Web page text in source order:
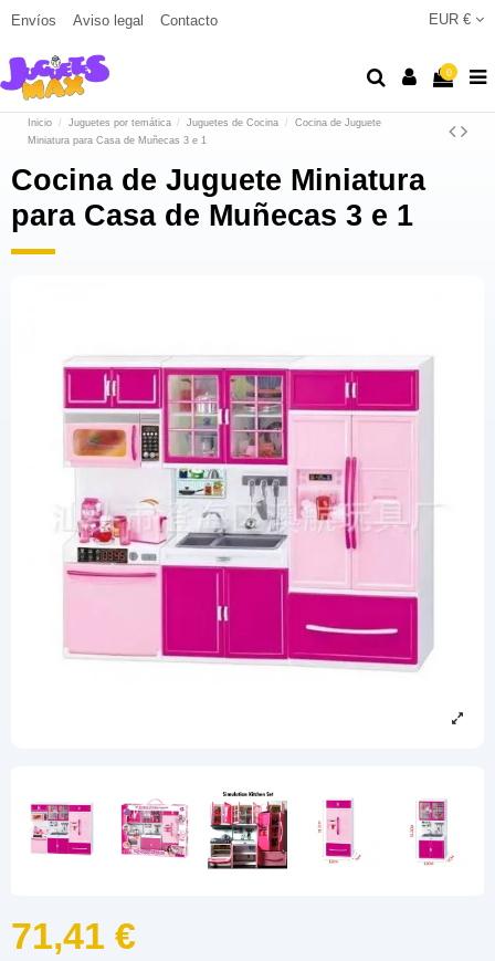
Envíos Aviso legal Contacto EUR €
0
Inicio Juguetes por temática Juguetes de Cocina
Cocina de Juguete
Miniatura para Casa de Muñecas 3 e 1
Cocina de Juguete Miniatura
para Casa de Muñecas 3 e 1
71,41 €